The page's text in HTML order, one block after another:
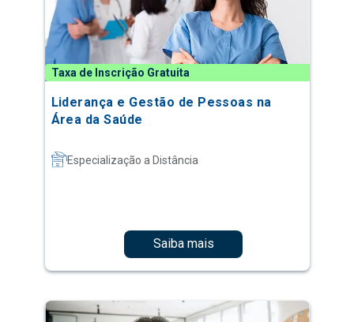
Taxa de Inscrição Gratuita
Liderança e Gestão de Pessoas na
Área da Saúde
Especialização a Distância
Saiba mais